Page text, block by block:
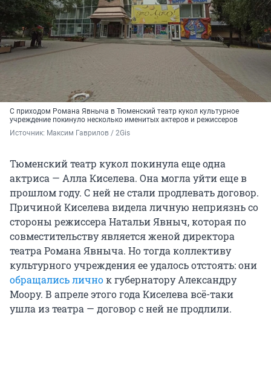
С приходом Романа Явныча в Тюменский театр кукол культурное
учреждение покинуло несколько именитых актеров и режиссеров
Источник: Максим Гаврилов / 2Gis
Тюменский театр кукол покинула еще одна
актриса — Алла Киселева. Она могла уйти еще в
прошлом году. С ней не стали продлевать договор.
Причиной Киселева видела личную неприязнь со
стороны режиссера Натальи Явныч, которая по
совместительству является женой директора
театра Романа Явныча. Но тогда коллективу
культурного учреждения ее удалось отстоять: они
обращались личнок губернатору Александру
Моору. В апреле этого года Киселева всё-таки
ушла из театра — договор с ней не продлили.